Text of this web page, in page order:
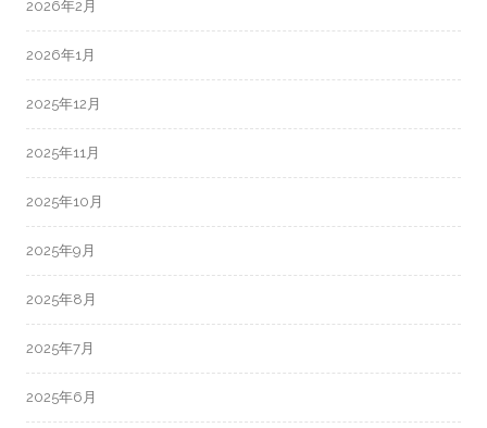
2026年2月
2026年1月
2025年12月
2025年11月
2025年10月
2025年9月
2025年8月
2025年7月
2025年6月